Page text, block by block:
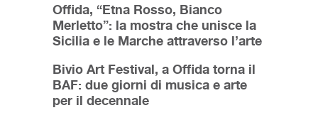
Offida, “Etna Rosso, Bianco
Merletto”: la mostra che unisce la
Sicilia e le Marche attraverso l’arte
Bivio Art Festival, a Offida torna il
BAF: due giorni di musica e arte
per il decennale